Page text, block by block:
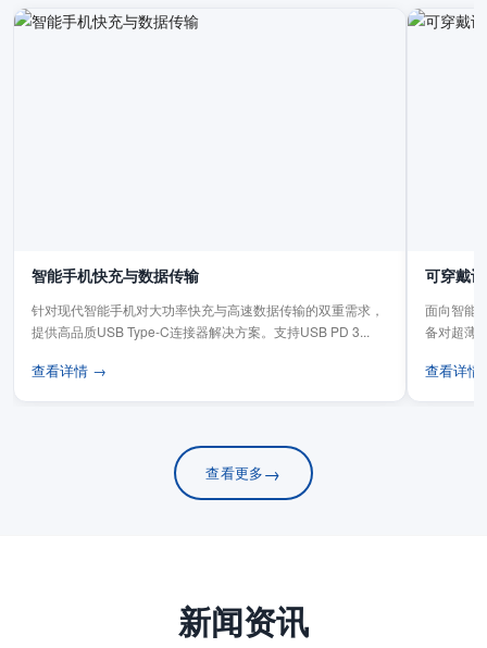
智能手机快充与数据传输
针对现代智能手机对大功率快充与高速数据传输的双重需求，
提供高品质USB Type-C连接器解决方案。支持USB PD 3...
查看详情 →
可穿戴
面向智能
备对超薄
查看详
查看更多→
新闻资讯